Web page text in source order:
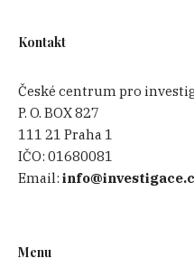
Kontakt
České centrum pro
P. O. BOX 827
111 21 Praha 1
IČO:01680081
Email:
Menu